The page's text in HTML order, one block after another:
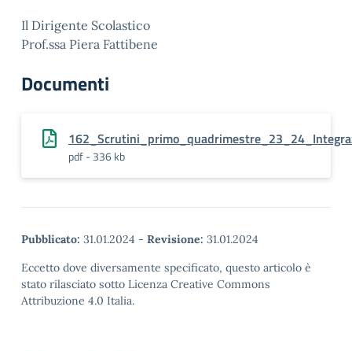
Il Dirigente Scolastico
Prof.ssa Piera Fattibene
Documenti
pdf - 336 kb
Pubblicato: 31.01.2024 - Revisione: 31.01.2024
Eccetto dove diversamente specificato, questo articolo è
stato rilasciato sotto Licenza Creative Commons
Attribuzione 4.0 Italia.